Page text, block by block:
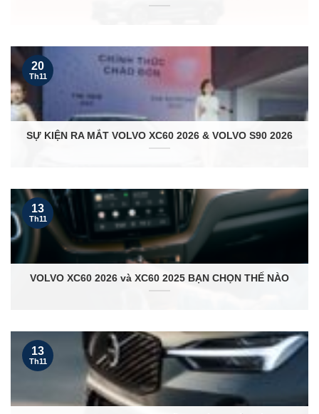
SỰ KIỆN RA MẮT VOLVO XC60 2026 & VOLVO S90 2026
20
Th11
VOLVO XC60 2026 và XC60 2025 BẠN CHỌN THẾ NÀO
13
Th11
13
Th11